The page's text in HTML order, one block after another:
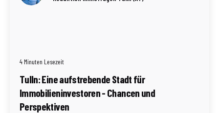
4 Minuten Lesezeit
Tulln: Eine aufstrebende Stadt für
Immobilieninvestoren - Chancen und
Perspektiven